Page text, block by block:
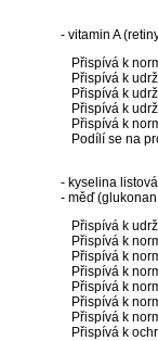
- vitamin A
Přispívá k
Přispívá k
Přispívá k
Přispívá k
Přispívá k
Podílí se na
- kyselina
- měď
Přispívá k
Přispívá k
Přispívá k
Přispívá k
Přispívá k
Přispívá k
Přispívá k
Přispívá k